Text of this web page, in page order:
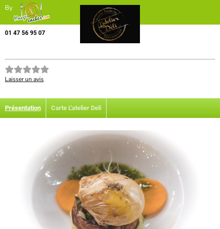
By
01 47 56 95 07
Laisser un avis
Présentation Carte L'atelier Deli